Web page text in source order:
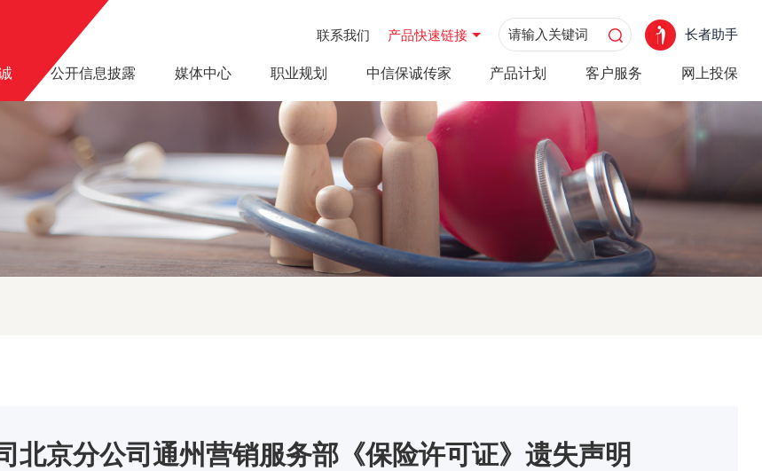
联系我们 产品快速链接 长者助手
公开信息披露 媒体中心 职业规划 中信保诚传家 产品计划 客户服务 网上投保
营销服务部《保险许可证》遗失声明
北京分公司通州营销服务部《保险许可证》遗失声明